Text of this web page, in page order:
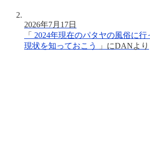
2026年7月17日
「
2024年現在のパタヤの風俗に
現状を知っておこう
」にDANより